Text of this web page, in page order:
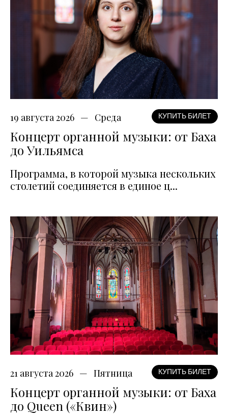
19 августа 2026 Среда КУПИТЬ БИЛЕТ
Концерт органной музыки: от Баха
до Уильямса
Программа, в которой музыка нескольких
столетий соединяется в единое ц...
21 августа 2026 Пятница КУПИТЬ БИЛЕТ
Концерт органной музыки: от Баха
до Queen («Квин»)